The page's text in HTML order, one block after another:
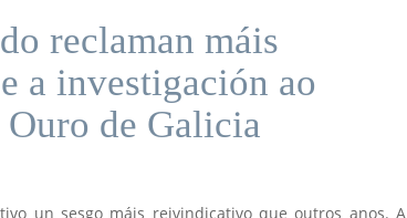
reclaman máis
a investigación ao
de Galicia
un sesgo máis reivindicativo que outros anos. A